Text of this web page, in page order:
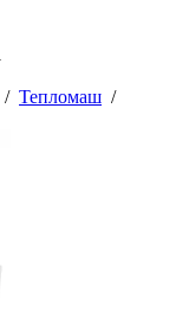
/ Тепломаш /